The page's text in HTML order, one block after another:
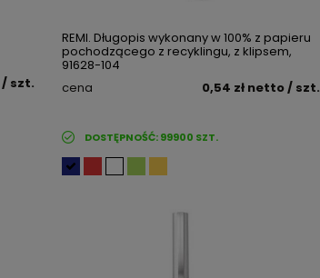
/ szt.
REMI. Długopis wykonany w 100% z papieru
pochodzącego z recyklingu, z klipsem,
91628-104
cena
0,54 złnetto/ szt.
DOSTĘPNOŚĆ:99900 SZT.